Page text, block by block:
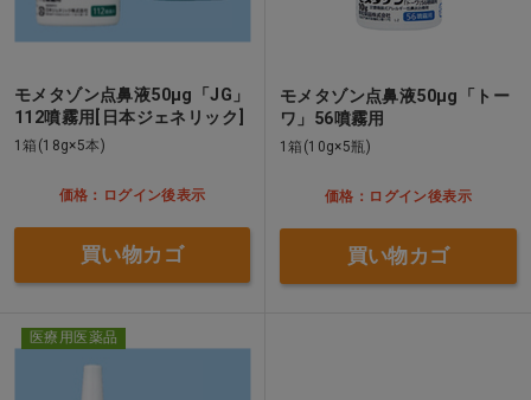
モメタゾン点鼻液50μg「JG」
112噴霧用[日本ジェネリック]
1箱(18g×5本)
価格：ログイン後表示
買い物カゴ
モメタゾン点鼻液50μg「トー
ワ」56噴霧用
1箱(10g×5瓶)
価格：ログイン後表示
買い物カゴ
医療用医薬品